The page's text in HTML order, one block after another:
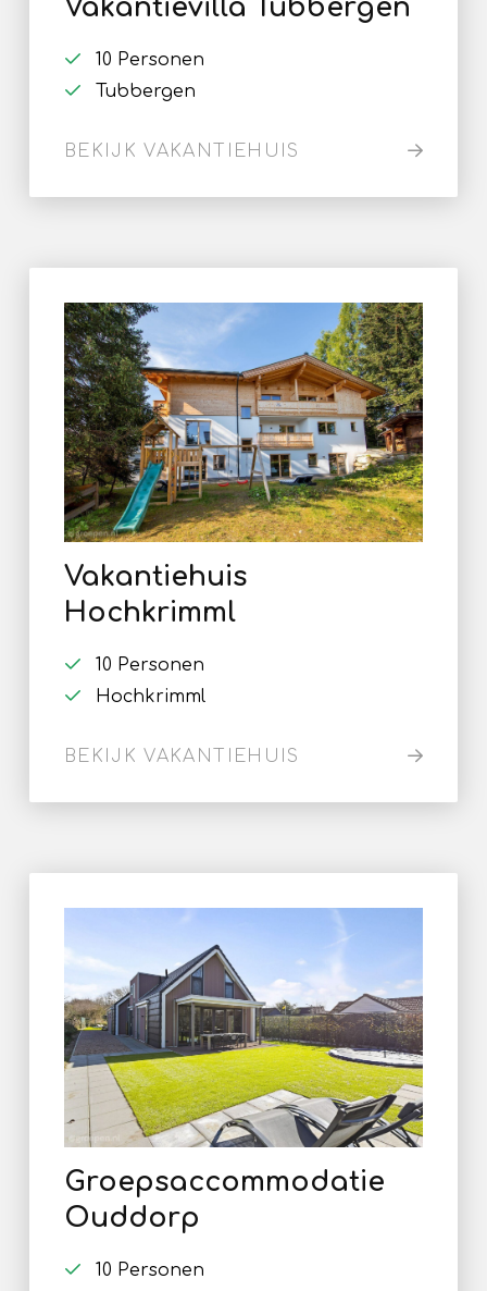
Vakantievilla Tubbergen
10 Personen
Tubbergen
BEKIJK VAKANTIEHUIS
Vakantiehuis
Hochkrimml
10 Personen
Hochkrimml
BEKIJK VAKANTIEHUIS
Groepsaccommodatie
Ouddorp
10 Personen